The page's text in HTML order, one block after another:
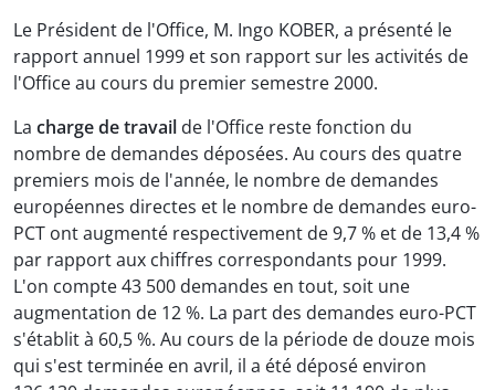
Le Président de l'Office, M. Ingo KOBER, a présenté le
rapport annuel 1999 et son rapport sur les activités de
l'Office au cours du premier semestre 2000.
La charge de travail de l'Office reste fonction du
nombre de demandes déposées. Au cours des quatre
premiers mois de l'année, le nombre de demandes
européennes directes et le nombre de demandes euro-
PCT ont augmenté respectivement de 9,7 % et de 13,4 %
par rapport aux chiffres correspondants pour 1999.
L'on compte 43 500 demandes en tout, soit une
augmentation de 12 %. La part des demandes euro-PCT
s'établit à 60,5 %. Au cours de la période de douze mois
qui s'est terminée en avril, il a été déposé environ